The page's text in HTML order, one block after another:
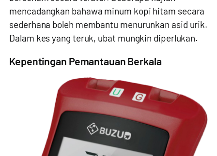
mencadangkan bahawa minum kopi hitam secara
sederhana boleh membantu menurunkan asid urik.
Dalam kes yang teruk, ubat mungkin diperlukan.
Kepentingan Pemantauan Berkala